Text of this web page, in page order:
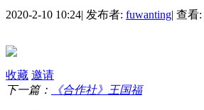
2020-2-10 10:24| 发布者: fuwanting| 查看:
收藏 邀请
下一篇：
《合作社》王国福